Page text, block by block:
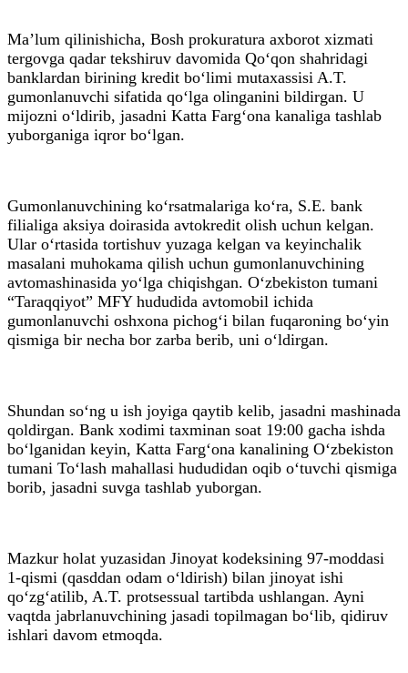
Ma’lum qilinishicha, Bosh prokuratura axborot xizmati
tergovga qadar tekshiruv davomida Qo‘qon shahridagi
banklardan birining kredit bo‘limi mutaxassisi A.T.
gumonlanuvchi sifatida qo‘lga olinganini bildirgan. U
mijozni o‘ldirib, jasadni Katta Farg‘ona kanaliga tashlab
yuborganiga iqror bo‘lgan.
Gumonlanuvchining ko‘rsatmalariga ko‘ra, S.E. bank
filialiga aksiya doirasida avtokredit olish uchun kelgan.
Ular o‘rtasida tortishuv yuzaga kelgan va keyinchalik
masalani muhokama qilish uchun gumonlanuvchining
avtomashinasida yo‘lga chiqishgan. O‘zbekiston tumani
“Taraqqiyot” MFY hududida avtomobil ichida
gumonlanuvchi oshxona pichog‘i bilan fuqaroning bo‘yin
qismiga bir necha bor zarba berib, uni o‘ldirgan.
Shundan so‘ng u ish joyiga qaytib kelib, jasadni mashinada
qoldirgan. Bank xodimi taxminan soat 19:00 gacha ishda
bo‘lganidan keyin, Katta Farg‘ona kanalining O‘zbekiston
tumani To‘lash mahallasi hududidan oqib o‘tuvchi qismiga
borib, jasadni suvga tashlab yuborgan.
Mazkur holat yuzasidan Jinoyat kodeksining 97-moddasi
1-qismi (qasddan odam o‘ldirish) bilan jinoyat ishi
qo‘zg‘atilib, A.T. protsessual tartibda ushlangan. Ayni
vaqtda jabrlanuvchining jasadi topilmagan bo‘lib, qidiruv
ishlari davom etmoqda.